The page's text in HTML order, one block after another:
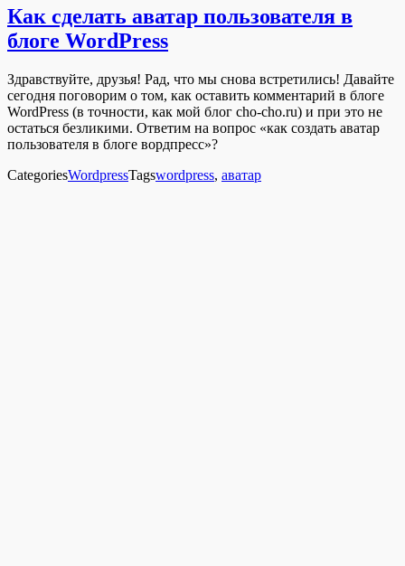
Как сделать аватар пользователя в
блоге WordPress
Здравствуйте, друзья! Рад, что мы снова встретились! Давайте
сегодня поговорим о том, как оставить комментарий в блоге
WordPress (в точности, как мой блог cho-cho.ru) и при это не
остаться безликими. Ответим на вопрос «как создать аватар
пользователя в блоге вордпресс»?
CategoriesWordpressTagswordpress, аватар